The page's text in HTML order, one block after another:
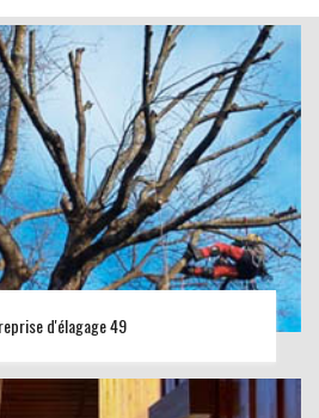
d'élagage 49